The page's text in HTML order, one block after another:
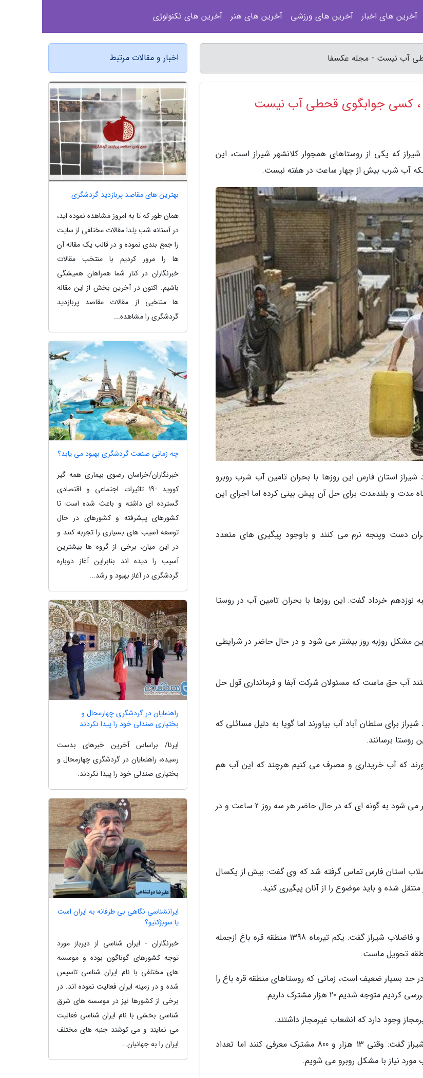
آب نیست - مجله عکسفا
، کسی جوابگوی قحطی آب نیست
که یکی از روستاهای همجوار کلانشهر شیراز است، این
آب شرب بیش از چهار ساعت در هفته نیست.
شیراز استان فارس این روزها با بحران تامین آب شرب روبرو
مدت و بلندمدت برای حل آن پیش بینی کرده اما اجرای این
با این بحران دست وپنجه نرم می کنند و باوجود پیگیری های متعدد
خرداد گفت: این روزها با بحران تامین آب در روستا
مشکل روزبه روز بیشتر می شود و در حال حاضر در شرایطی
آب حق ماست که مسئولان شرکت آبفا و فرمانداری قول حل
برای سلطان آباد آب بیاورند اما گویا به دلیل مسائلی که
روستا برسانند.
که آب خریداری و مصرف می کنیم هرچند که این آب هم
وی ادامه داد: با گرم شدن هوا قحطی آب در سلطان آباد بیشتر می شود به گونه ای که در حال حاضر هر سه روز 2 ساعت و در
استان فارس تماس گرفته شد که وی گفت: بیش از یکسال
شده و باید موضوع را از آنان پیگیری کنید.
بهرام زاهدی مدیر روابط عمومی و آموزش همگانی شرکت آب و فاضلاب شیراز گفت: یکم تیرماه 1398 منطقه قره باغ ازجمله
تحویل ماست.
حد بسیار ضعیف است، زمانی که روستاهای منطقه قره باغ را
مدیر روابط عمومی و آموزش همگانی شرکت آب و فاضلاب شیراز گفت: وقتی 13 هزار و 800 مشترک معرفی کنند اما تعداد
مورد نیاز با مشکل روبرو می شویم.
اخبار و مقالات مرتبط
بهترین های مقاصد پربازدید گردشگری
همان طور که تا به امروز مشاهده نموده اید،
در آستانه شب یلدا مقالات مختلفی از سایت
را جمع بندی نموده و در قالب یک مقاله آن
ها را مرور کردیم با منتخب مقالات
خبرنگاران در کنار شما همراهان همیشگی
باشیم. اکنون در آخرین بخش از این مقاله
ها منتخبی از مقالات مقاصد پربازدید
گردشگری را مشاهده...
چه زمانی صنعت گردشگری بهبود می یابد؟
خبرنگاران/خراسان رضوی بیماری همه گیر
کووید -19 تاثیرات اجتماعی و اقتصادی
گسترده ای داشته و باعث شده است تا
کشورهای پیشرفته و کشورهای در حال
توسعه آسیب های بسیاری را تجربه کنند و
در این میان، برخی از گروه ها بیشترین
آسیب را دیده اند بنابراین آغاز دوباره
گردشگری در آغاز بهبود و رشد...
راهنمایان در گردشگری چهارمحال و
بختیاری صندلی خود را پیدا نکردند
ایرنا/ براساس آخرین خبرهای بدست
رسیده، راهنمایان در گردشگری چهارمحال و
بختیاری صندلی خود را پیدا نکردند.
ایرانشناسی نگاهی بی طرفانه به ایران است
یا سوبژکتیو؟
خبرنگاران - ایران شناسی از دیرباز مورد
توجه کشورهای گوناگون بوده و موسسه
های مختلفی با نام ایران شناسی تاسیس
شده و در زمینه ایران فعالیت نموده اند. در
برخی از کشورها نیز در موسسه های شرق
شناسی بخشی با نام ایران شناسی فعالیت
می نمایند و می کوشند جنبه های مختلف
ایران را به جهانیان...
آخرین های اخبار آخرین های ورزشی آخرین های هنر آخرین های تکنولوژی